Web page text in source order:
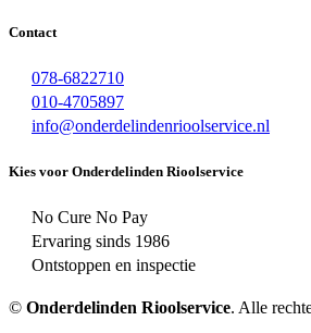
Contact
078-6822710
010-4705897
info@onderdelindenrioolservice.nl
Kies voor Onderdelinden Rioolservice
No Cure No Pay
Ervaring sinds 1986
Ontstoppen en inspectie
© Onderdelinden Rioolservice. Alle